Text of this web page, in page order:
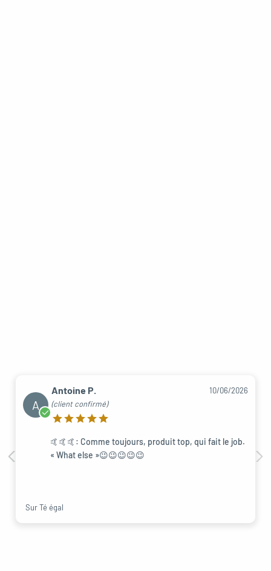
A
Antoine P.
(client confirmé)
10/06/2026
🤙🤙🤙: Comme toujours, produit top, qui fait le job.
« What else »😉😉😉😉😉
Sur Té égal